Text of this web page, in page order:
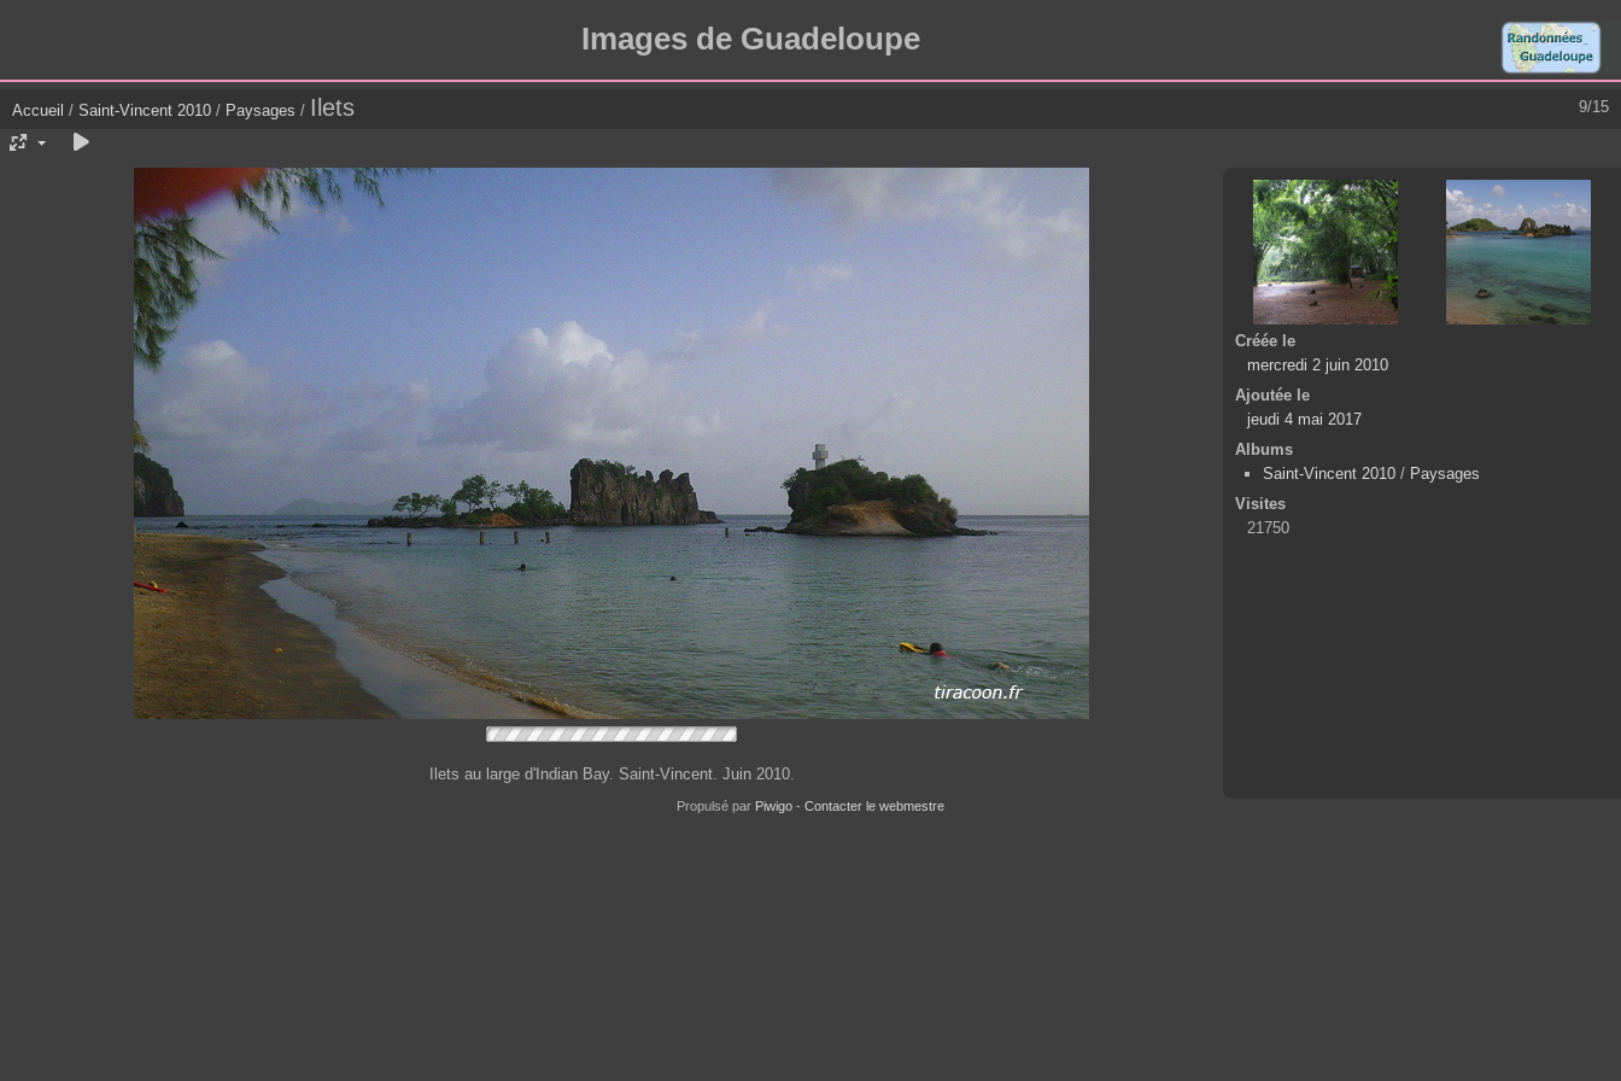
Images de Guadeloupe
9/15
Accueil / Saint-Vincent 2010 / Paysages / Ilets
Ilets au large d'Indian Bay. Saint-Vincent. Juin 2010.
Créée le
mercredi 2 juin 2010
Ajoutée le
jeudi 4 mai 2017
Albums
Saint-Vincent 2010 / Paysages
Visites
21750
Propulsé par Piwigo - Contacter le webmestre